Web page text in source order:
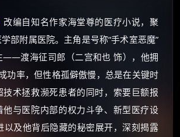
改编自知名作家海堂尊的医疗小说，聚
部附属医院。主角是号称“手术室恶魔”
——渡海征司郎（二宫和也 饰），他拥
功率，但性格孤僻傲慢，总是在关键时
技术拯救濒死患者的同时，索要巨额报
他与医院内部的权力斗争、新型医疗设
以及他背后隐藏的秘密展开，深刻揭露